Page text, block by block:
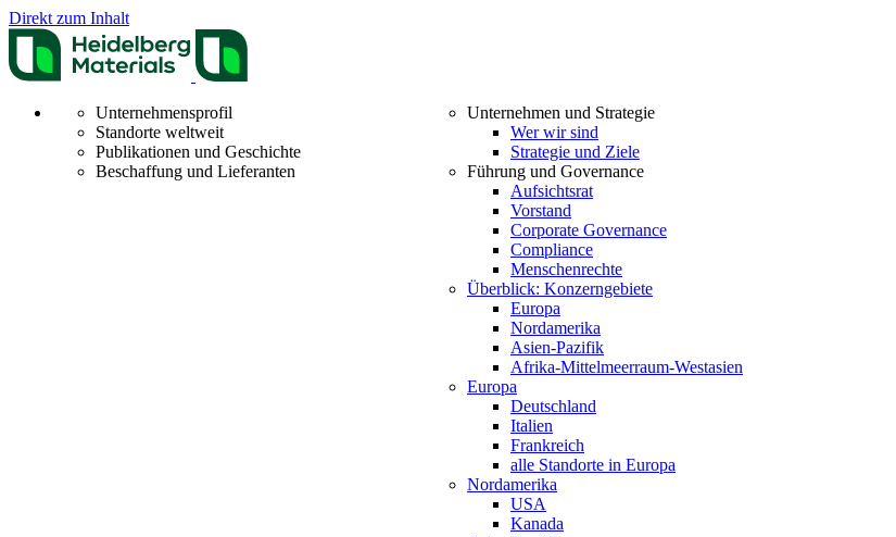
Direkt zum Inhalt
Unternehmensprofil
Standorte weltweit
Publikationen und Geschichte
Beschaffung und Lieferanten
Unternehmen und Strategie
Wer wir sind
Strategie und Ziele
Führung und Governance
Aufsichtsrat
Vorstand
Corporate Governance
Compliance
Menschenrechte
Überblick: Konzerngebiete
Europa
Nordamerika
Asien-Pazifik
Afrika-Mittelmeerraum-Westasien
Europa
Deutschland
Italien
Frankreich
alle Standorte in Europa
Nordamerika
USA
Kanada